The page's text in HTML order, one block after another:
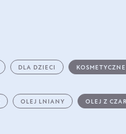
DLA DZIECI KOSMETYCZNE
OLEJ LNIANY OLEJ Z